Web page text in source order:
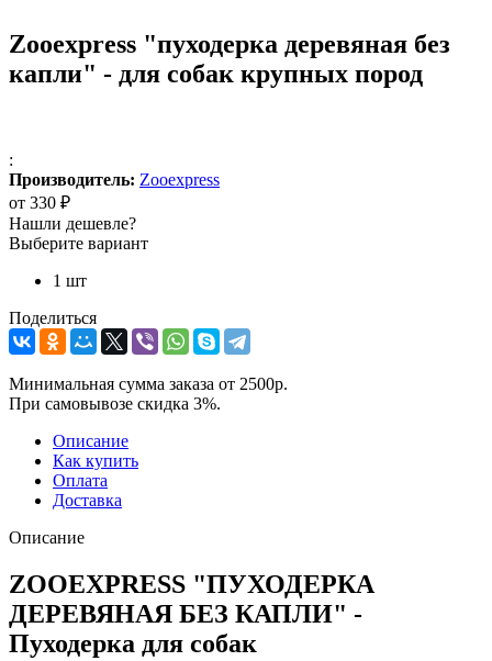
Zooexpress "пуходерка деревяная без
капли" - для собак крупных пород
:
Производитель: Zooexpress
от 330 ₽
Нашли дешевле?
Выберите вариант
1 шт
Поделиться
Минимальная сумма заказа от 2500р.
При самовывозе скидка 3%.
Описание
Как купить
Оплата
Доставка
Описание
ZOOEXPRESS "ПУХОДЕРКА
ДЕРЕВЯНАЯ БЕЗ КАПЛИ" -
Пуходерка для собак